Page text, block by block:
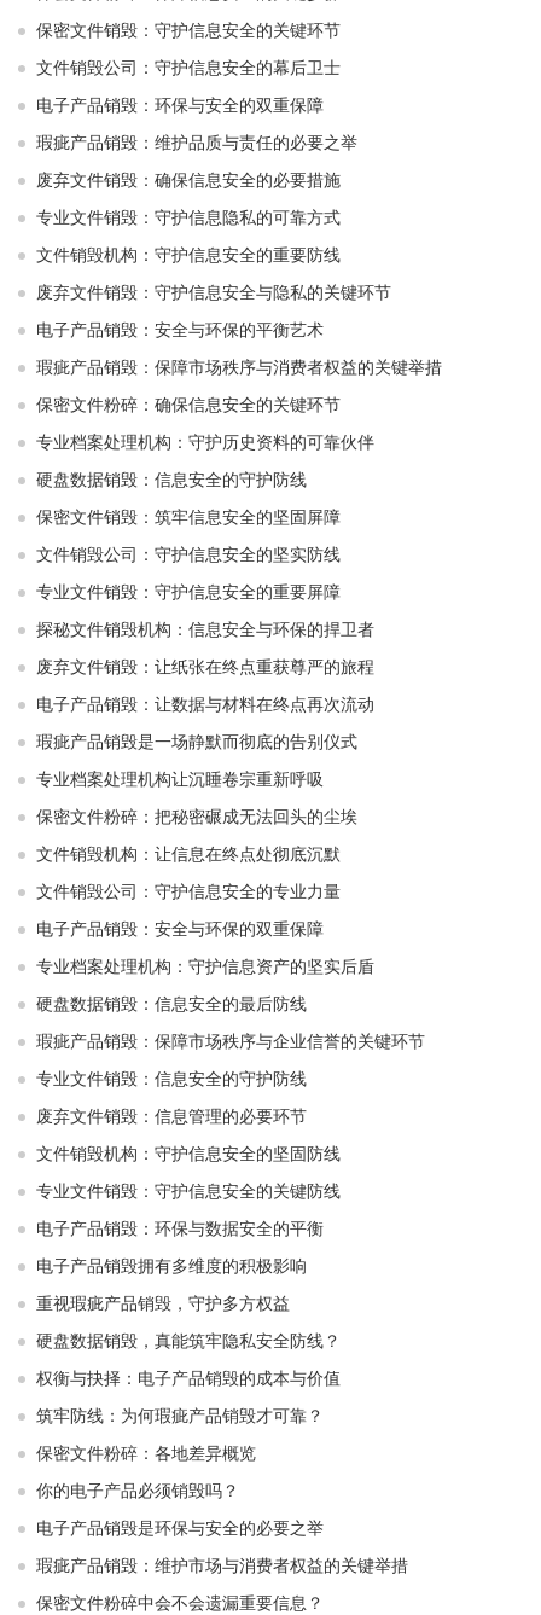
保密文件销毁：守护信息安全的关键环节
文件销毁公司：守护信息安全的幕后卫士
电子产品销毁：环保与安全的双重保障
瑕疵产品销毁：维护品质与责任的必要之举
废弃文件销毁：确保信息安全的必要措施
专业文件销毁：守护信息隐私的可靠方式
文件销毁机构：守护信息安全的重要防线
废弃文件销毁：守护信息安全与隐私的关键环节
电子产品销毁：安全与环保的平衡艺术
瑕疵产品销毁：保障市场秩序与消费者权益的关键举措
保密文件粉碎：确保信息安全的关键环节
专业档案处理机构：守护历史资料的可靠伙伴
硬盘数据销毁：信息安全的守护防线
保密文件销毁：筑牢信息安全的坚固屏障
文件销毁公司：守护信息安全的坚实防线
专业文件销毁：守护信息安全的重要屏障
探秘文件销毁机构：信息安全与环保的捍卫者
废弃文件销毁：让纸张在终点重获尊严的旅程
电子产品销毁：让数据与材料在终点再次流动
瑕疵产品销毁是一场静默而彻底的告别仪式
专业档案处理机构让沉睡卷宗重新呼吸
保密文件粉碎：把秘密碾成无法回头的尘埃
文件销毁机构：让信息在终点处彻底沉默
文件销毁公司：守护信息安全的专业力量
电子产品销毁：安全与环保的双重保障
专业档案处理机构：守护信息资产的坚实后盾
硬盘数据销毁：信息安全的最后防线
瑕疵产品销毁：保障市场秩序与企业信誉的关键环节
专业文件销毁：信息安全的守护防线
废弃文件销毁：信息管理的必要环节
文件销毁机构：守护信息安全的坚固防线
专业文件销毁：守护信息安全的关键防线
电子产品销毁：环保与数据安全的平衡
电子产品销毁拥有多维度的积极影响
重视瑕疵产品销毁，守护多方权益
硬盘数据销毁，真能筑牢隐私安全防线？
权衡与抉择：电子产品销毁的成本与价值
筑牢防线：为何瑕疵产品销毁才可靠？
保密文件粉碎：各地差异概览
你的电子产品必须销毁吗？
电子产品销毁是环保与安全的必要之举​ ​
瑕疵产品销毁：维护市场与消费者权益的关键举措​ ​
保密文件粉碎中会不会遗漏重要信息？